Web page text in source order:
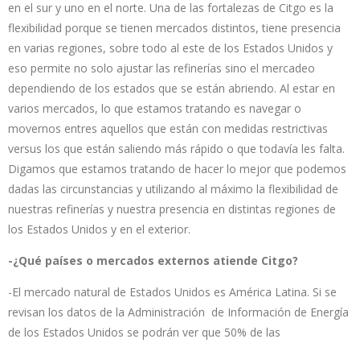
en el sur y uno en el norte. Una de las fortalezas de Citgo es la
flexibilidad porque se tienen mercados distintos, tiene presencia
en varias regiones, sobre todo al este de los Estados Unidos y
eso permite no solo ajustar las refinerías sino el mercadeo
dependiendo de los estados que se están abriendo. Al estar en
varios mercados, lo que estamos tratando es navegar o
movernos entres aquellos que están con medidas restrictivas
versus los que están saliendo más rápido o que todavía les falta.
Digamos que estamos tratando de hacer lo mejor que podemos
dadas las circunstancias y utilizando al máximo la flexibilidad de
nuestras refinerías y nuestra presencia en distintas regiones de
los Estados Unidos y en el exterior.
-¿Qué países o mercados externos atiende Citgo?
-El mercado natural de Estados Unidos es América Latina. Si se
revisan los datos de la Administración de Información de Energía
de los Estados Unidos se podrán ver que 50% de las